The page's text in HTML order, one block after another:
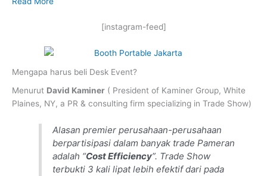
[instagram-feed]
Mengapa harus beli Desk Event?
Menurut David Kaminer ( President of Kaminer Group, White
Plaines, NY, a PR & consulting firm specializing in Trade Show)
Alasan premier perusahaan-perusahaan
berpartisipasi dalam banyak trade Pameran
adalah “Cost Efficiency”. Trade Show
terbukti 3 kali lipat lebih efektif dari pada